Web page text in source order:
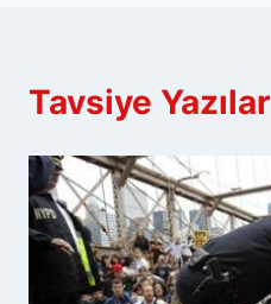
Tavsiye Yazılar